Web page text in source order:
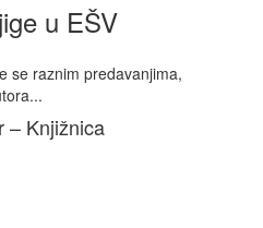
u EŠV
se raznim predavanjima,
– Knjižnica